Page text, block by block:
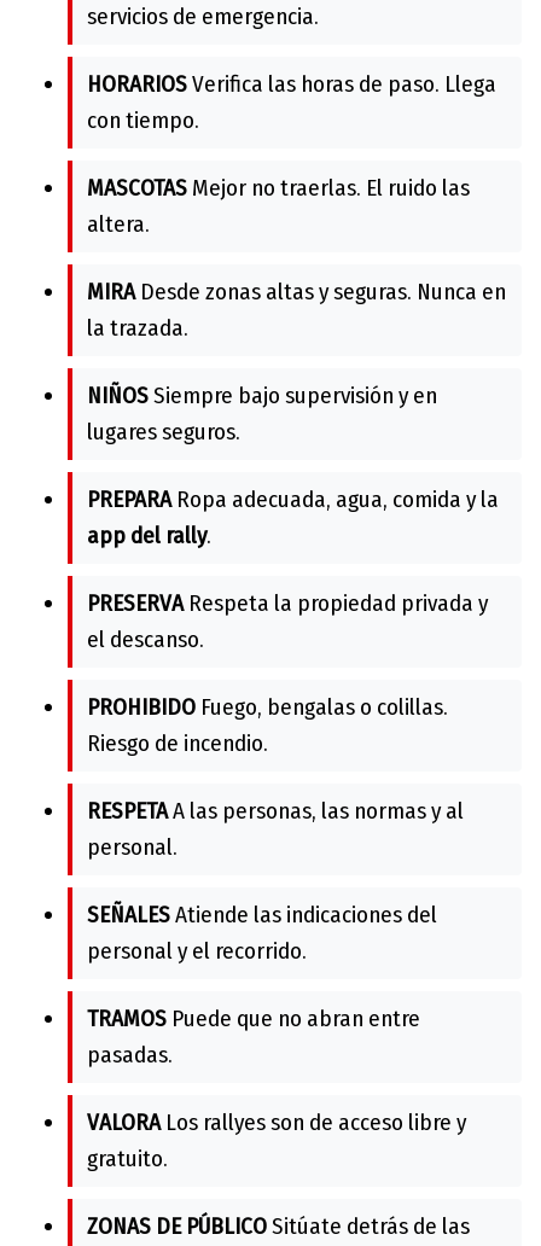
servicios de emergencia.
HORARIOSVerifica las horas de paso. Llega
con tiempo.
MASCOTAS Mejor no traerlas. El ruido las
altera.
MIRADesde zonas altas y seguras. Nunca en
la trazada.
NIÑOSSiempre bajo supervisión y en
lugares seguros.
PREPARARopa adecuada, agua, comida y la
app del rally.
PRESERVARespeta la propiedad privada y
el descanso.
PROHIBIDO Fuego, bengalas o colillas.
Riesgo de incendio.
RESPETAA las personas, las normas y al
personal.
SEÑALESAtiende las indicaciones del
personal y el recorrido.
TRAMOS Puede que no abran entre
pasadas.
VALORALos rallyes son de acceso libre y
gratuito.
ZONAS DE PÚBLICOSitúate detrás de las